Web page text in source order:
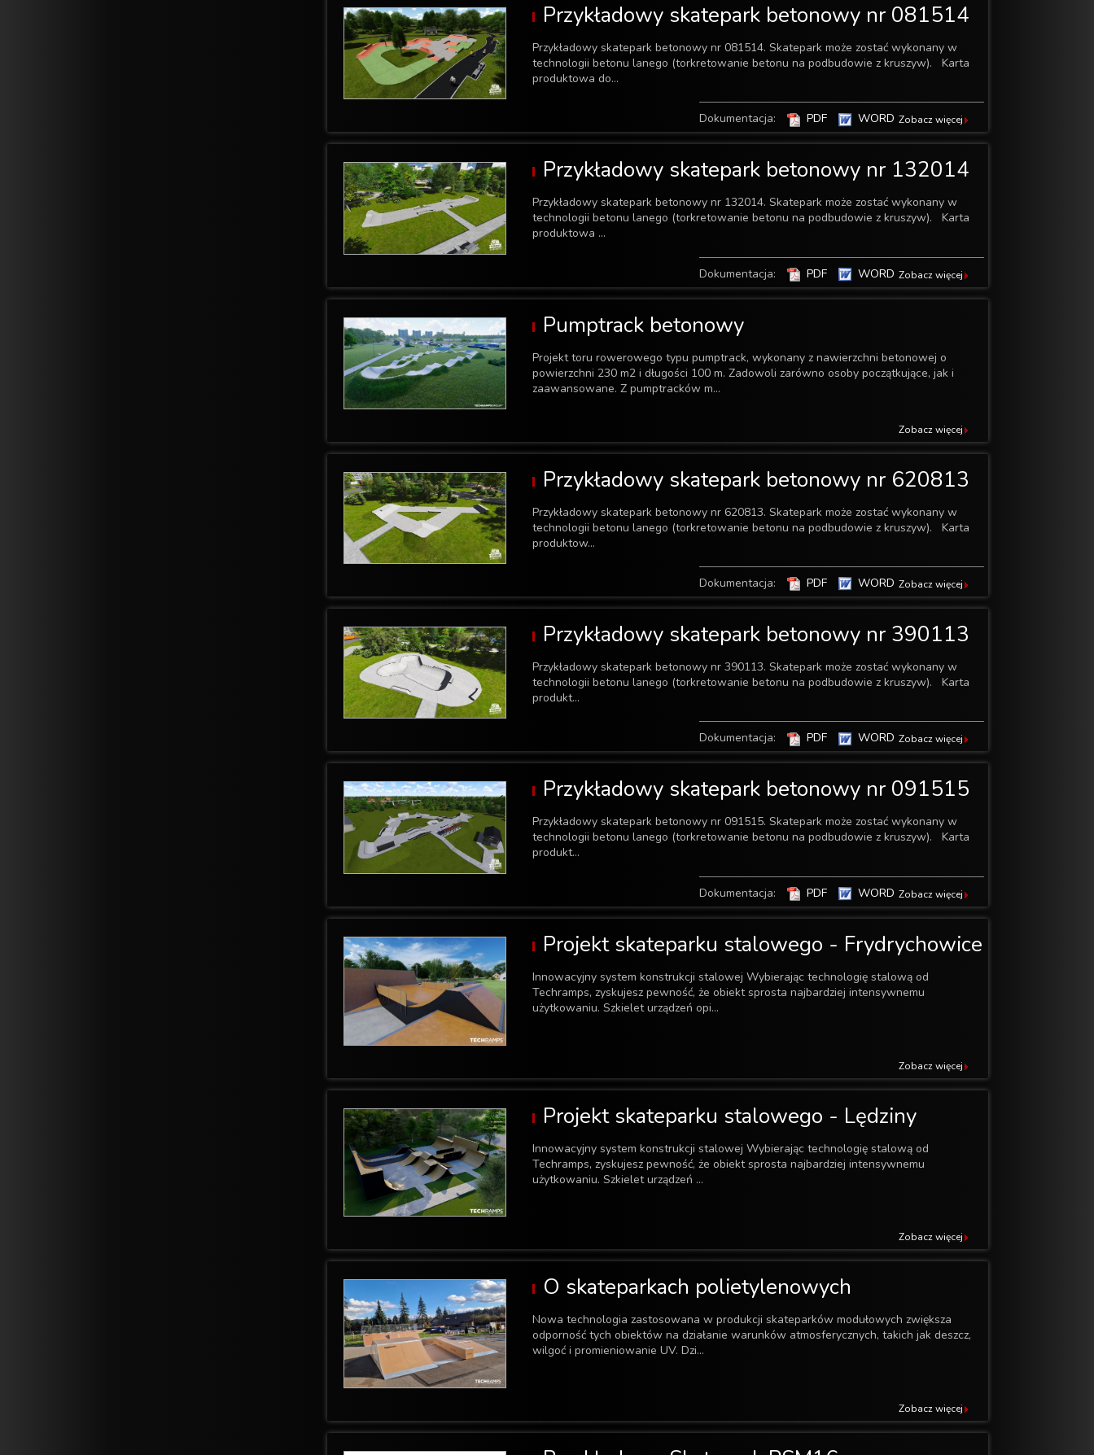
Przykładowy skatepark betonowy nr 081514
Przykładowy skatepark betonowy nr 081514. Skatepark może zostać wykonany w
technologii betonu lanego (torkretowanie betonu na podbudowie z kruszyw). Karta
produktowa do...
Dokumentacja: PDF WORD Zobacz więcej
Przykładowy skatepark betonowy nr 132014
Przykładowy skatepark betonowy nr 132014. Skatepark może zostać wykonany w
technologii betonu lanego (torkretowanie betonu na podbudowie z kruszyw). Karta
produktowa ...
Dokumentacja: PDF WORD Zobacz więcej
Pumptrack betonowy
Projekt toru rowerowego typu pumptrack, wykonany z nawierzchni betonowej o
powierzchni 230 m2 i długości 100 m. Zadowoli zarówno osoby początkujące, jak i
zaawansowane. Z pumptracków m...
Zobacz więcej
Przykładowy skatepark betonowy nr 620813
Przykładowy skatepark betonowy nr 620813. Skatepark może zostać wykonany w
technologii betonu lanego (torkretowanie betonu na podbudowie z kruszyw). Karta
produktow...
Dokumentacja: PDF WORD Zobacz więcej
Przykładowy skatepark betonowy nr 390113
Przykładowy skatepark betonowy nr 390113. Skatepark może zostać wykonany w
technologii betonu lanego (torkretowanie betonu na podbudowie z kruszyw). Karta
produkt...
Dokumentacja: PDF WORD Zobacz więcej
Przykładowy skatepark betonowy nr 091515
Przykładowy skatepark betonowy nr 091515. Skatepark może zostać wykonany w
technologii betonu lanego (torkretowanie betonu na podbudowie z kruszyw). Karta
produkt...
Dokumentacja: PDF WORD Zobacz więcej
Projekt skateparku stalowego - Frydrychowice
Innowacyjny system konstrukcji stalowej Wybierając technologię stalową od
Techramps, zyskujesz pewność, że obiekt sprosta najbardziej intensywnemu
użytkowaniu. Szkielet urządzeń opi...
Zobacz więcej
Projekt skateparku stalowego - Lędziny
Innowacyjny system konstrukcji stalowej Wybierając technologię stalową od
Techramps, zyskujesz pewność, że obiekt sprosta najbardziej intensywnemu
użytkowaniu. Szkielet urządzeń ...
Zobacz więcej
O skateparkach polietylenowych
Nowa technologia zastosowana w produkcji skateparków modułowych zwiększa
odporność tych obiektów na działanie warunków atmosferycznych, takich jak deszcz,
wilgoć i promieniowanie UV. Dzi...
Zobacz więcej